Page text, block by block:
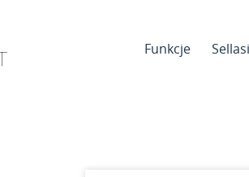
Funkcje